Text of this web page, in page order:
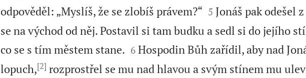
odpověděl: „Myslíš, že se zlobíš právem?“
5 Jonáš pak odešel
se na východ od něj. Postavil si tam budku a sedl si do jejího
co se s tím městem stane.
6 Hospodin Bůh zařídil, aby nad
lopuch,[2] rozprostřel se mu nad hlavou a svým stínem mu